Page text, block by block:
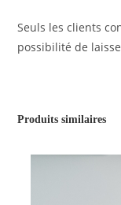
Seuls les clients
possibilité de
Produits similaires